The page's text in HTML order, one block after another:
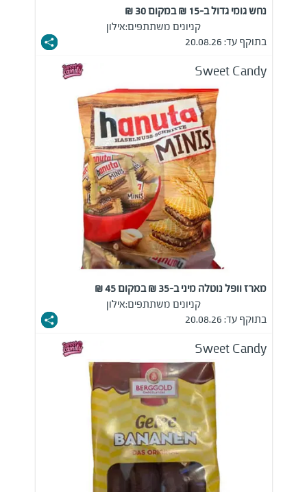
נחש גומי גדול ב-15 ₪ במקום 30 ₪
קניונים משתתפים:אילון
בתוקף עד: 20.08.26
Sweet Candy
מארז וופל נוטלה מיני ב-35 ₪ במקום 45 ₪
קניונים משתתפים:אילון
בתוקף עד: 20.08.26
Sweet Candy